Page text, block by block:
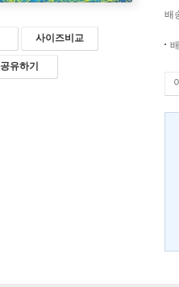
사이즈비교
공유하기
배